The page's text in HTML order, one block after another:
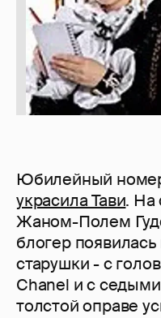
Юбилейный
украсила Тави. На
Жаном-Полем
блогер
старушки - с
Chanel и с
толстой оправе